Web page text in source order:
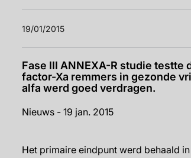
19/01/2015
Fase III ANNEXA-R studie
factor-Xa remmers in gezonde
alfa werd goed verdragen.
Nieuws - 19 jan. 2015
Het primaire eindpunt werd behaald